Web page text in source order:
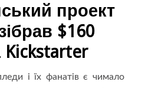
проект
$160
Kickstarter
і їх фанатів є чимало